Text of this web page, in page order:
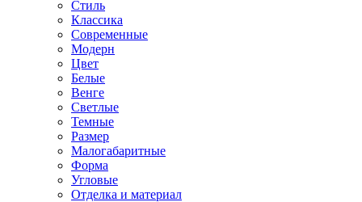
Стиль
Классика
Современные
Модерн
Цвет
Белые
Венге
Светлые
Темные
Размер
Малогабаритные
Форма
Угловые
Отделка и материал